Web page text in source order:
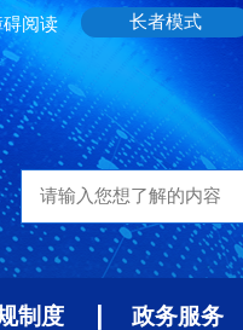
长者模式
碍阅读
制度 政务服务